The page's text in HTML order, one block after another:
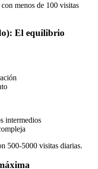
menos de 100 visitas
El equilibrio
intermedios
500-5000 visitas diarias.